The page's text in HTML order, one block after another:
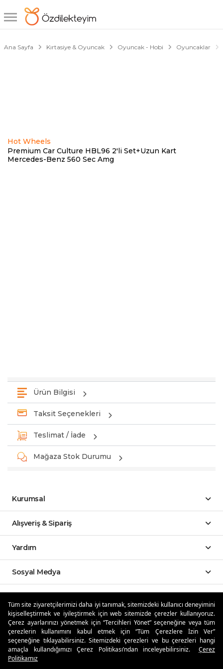
Tüm site ziyaretçilerimizi daha iyi tanımak, sitemizdeki kullanıcı deneyimini
kişiselleştirmek ve iyileştirmek için web sitemizde çerezler kullanıyoruz.
Çerez ayarlarınızı yönetmek için “Tercihleri Yönet” seçeneğine veya tüm
çerezlerin kullanımını kabul etmek için “Tüm Çerezlere İzin Ver”
seçeneğine tıklayabilirsiniz. Sitemizdeki çerezleri ve bu çerezleri hangi
amaçla kullandığımızı Çerez Politikası’ndan inceleyebilirsiniz.
Çerez
Politikamız
Ana Sayfa Kırtasiye & Oyuncak Oyuncak - Hobi Oyuncaklar
Hot Wheels
Premium Car Culture HBL96 2'li Set+Uzun Kart
Mercedes-Benz 560 Sec Amg
1/1
Ürün Bilgisi
Taksit Seçenekleri
Teslimat / İade
Mağaza Stok Durumu
Kurumsal
Alışveriş & Sipariş
Yardım
Sosyal Medya
Özdilekteyim'de Taksit Avantajları
Güvenli Alışveriş